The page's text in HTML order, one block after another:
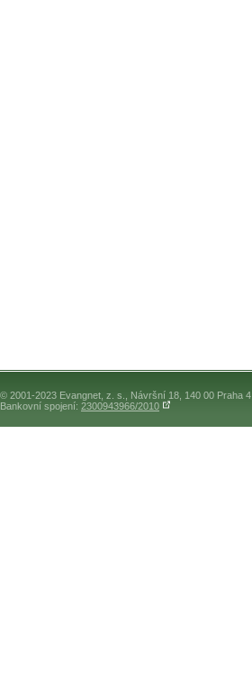
© 2001-2023 Evangnet, z. s., Návršní 18, 140 00 Praha 4
Bankovní spojení: 2300943966/2010